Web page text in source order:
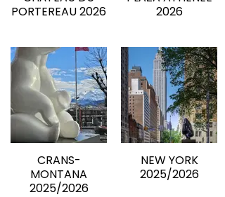
PORTEREAU 2026
2026
CRANS-
MONTANA
2025/2026
NEW YORK
2025/2026